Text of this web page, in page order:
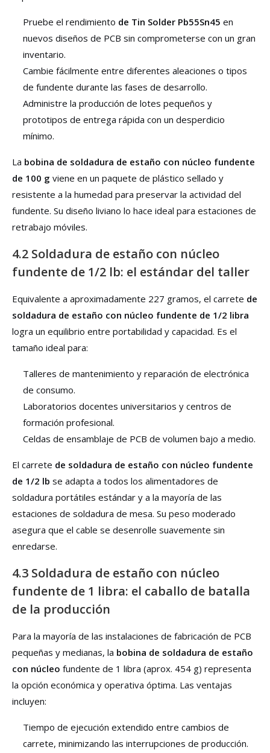
Pruebe el rendimiento de Tin Solder Pb55Sn45 en
nuevos diseños de PCB sin comprometerse con un gran
inventario.
Cambie fácilmente entre diferentes aleaciones o tipos
de fundente durante las fases de desarrollo.
Administre la producción de lotes pequeños y
prototipos de entrega rápida con un desperdicio
mínimo.
La bobina de soldadura de estaño con núcleo fundente
de 100 g viene en un paquete de plástico sellado y
resistente a la humedad para preservar la actividad del
fundente. Su diseño liviano lo hace ideal para estaciones de
retrabajo móviles.
4.2 Soldadura de estaño con núcleo
fundente de 1/2 lb: el estándar del taller
Equivalente a aproximadamente 227 gramos, el carrete de
soldadura de estaño con núcleo fundente de 1/2 libra
logra un equilibrio entre portabilidad y capacidad. Es el
tamaño ideal para:
Talleres de mantenimiento y reparación de electrónica
de consumo.
Laboratorios docentes universitarios y centros de
formación profesional.
Celdas de ensamblaje de PCB de volumen bajo a medio.
El carrete de soldadura de estaño con núcleo fundente
de 1/2 lb se adapta a todos los alimentadores de
soldadura portátiles estándar y a la mayoría de las
estaciones de soldadura de mesa. Su peso moderado
asegura que el cable se desenrolle suavemente sin
enredarse.
4.3 Soldadura de estaño con núcleo
fundente de 1 libra: el caballo de batalla
de la producción
Para la mayoría de las instalaciones de fabricación de PCB
pequeñas y medianas, la bobina de soldadura de estaño
con núcleo fundente de 1 libra (aprox. 454 g) representa
la opción económica y operativa óptima. Las ventajas
incluyen:
Tiempo de ejecución extendido entre cambios de
carrete, minimizando las interrupciones de producción.